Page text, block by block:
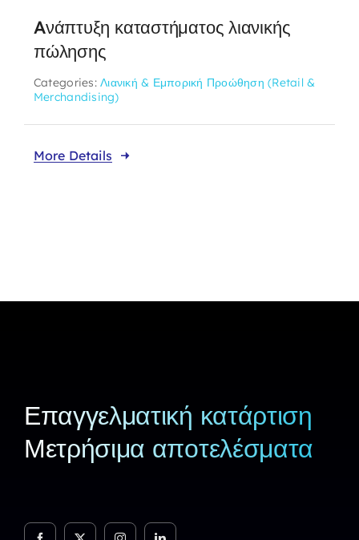
Aνάπτυξη καταστήματος λιανικής
πώλησης
Categories:Λιανική & Εμπορική Προώθηση (Retail &
Merchandising)
More Details
Επαγγελματική κατάρτιση
Μετρήσιμα αποτελέσματα